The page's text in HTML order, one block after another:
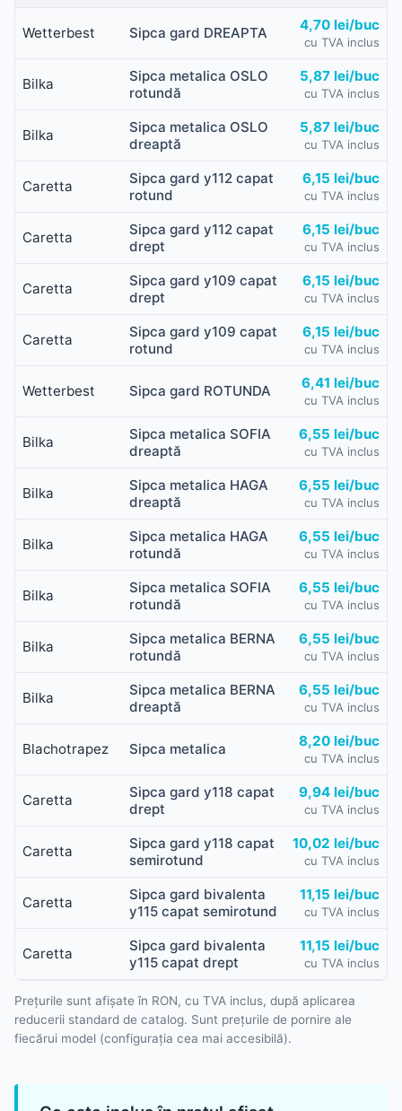
Wetterbest Sipca gard DREAPTA 4,70 lei/buc
cu TVA inclus
Bilka
Sipca metalica OSLO
rotundă
5,87 lei/buc
cu TVA inclus
Bilka
Sipca metalica OSLO
dreaptă
5,87 lei/buc
cu TVA inclus
Caretta
Sipca gard y112 capat
rotund
6,15 lei/buc
cu TVA inclus
Caretta
Sipca gard y112 capat
drept
6,15 lei/buc
cu TVA inclus
Caretta
Sipca gard y109 capat
drept
6,15 lei/buc
cu TVA inclus
Caretta
Sipca gard y109 capat
rotund
6,15 lei/buc
cu TVA inclus
Wetterbest Sipca gard ROTUNDA 6,41 lei/buc
cu TVA inclus
Bilka
Sipca metalica SOFIA
dreaptă
6,55 lei/buc
cu TVA inclus
Bilka
Sipca metalica HAGA
dreaptă
6,55 lei/buc
cu TVA inclus
Bilka
Sipca metalica HAGA
rotundă
6,55 lei/buc
cu TVA inclus
Bilka
Sipca metalica SOFIA
rotundă
6,55 lei/buc
cu TVA inclus
Bilka
Sipca metalica BERNA
rotundă
6,55 lei/buc
cu TVA inclus
Bilka
Sipca metalica BERNA
dreaptă
6,55 lei/buc
cu TVA inclus
Blachotrapez Sipca metalica 8,20 lei/buc
cu TVA inclus
Caretta
Sipca gard y118 capat
drept
9,94 lei/buc
cu TVA inclus
Caretta
Sipca gard y118 capat
semirotund
10,02 lei/buc
cu TVA inclus
Caretta
Sipca gard bivalenta
y115 capat semirotund
11,15 lei/buc
cu TVA inclus
Caretta
Sipca gard bivalenta
y115 capat drept
11,15 lei/buc
cu TVA inclus
Prețurile sunt afișate în RON, cu TVA inclus, după aplicarea
reducerii standard de catalog. Sunt prețurile de pornire ale
fiecărui model (configurația cea mai accesibilă).